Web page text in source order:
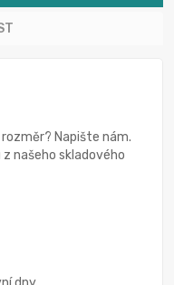
Napište nám.
našeho skladového